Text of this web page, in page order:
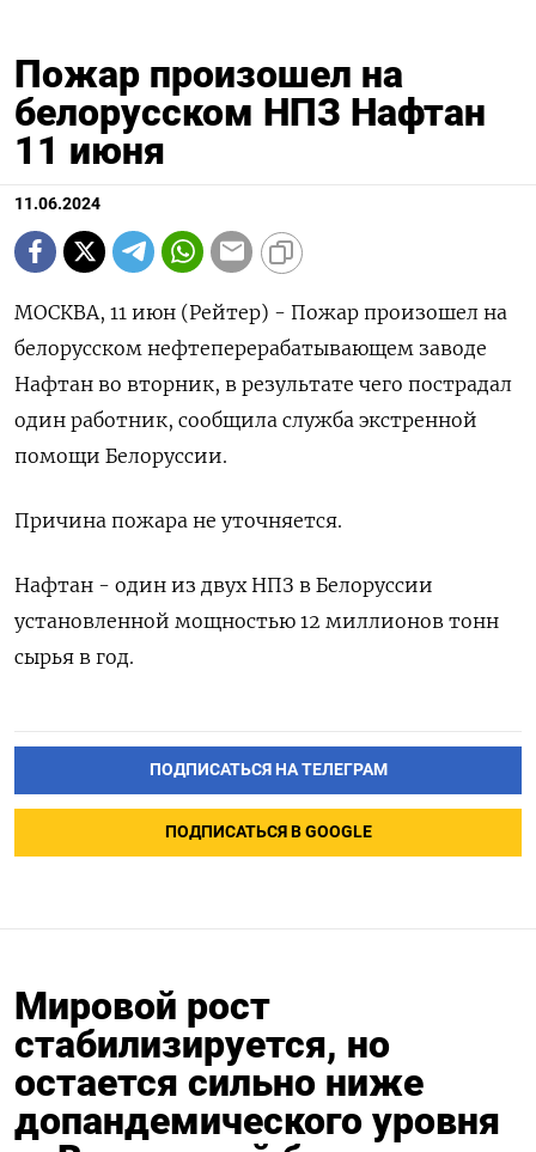
Пожар произошел на
белорусском НПЗ Нафтан
11 июня
11.06.2024
МОСКВА, 11 июн (Рейтер) - Пожар произошел на
белорусском нефтеперерабатывающем заводе
Нафтан во вторник, в результате чего пострадал
один работник, сообщила служба экстренной
помощи Белоруссии.
Причина пожара не уточняется.
Нафтан - один из двух НПЗ в Белоруссии
установленной мощностью 12 миллионов тонн
сырья в год.
ПОДПИСАТЬСЯ НА ТЕЛЕГРАМ
ПОДПИСАТЬСЯ В GOOGLE
Мировой рост
стабилизируется, но
остается сильно ниже
допандемического уровня